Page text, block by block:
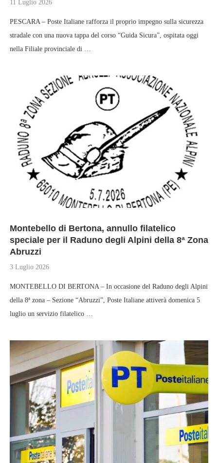
11 Luglio 2026
PESCARA – Poste Italiane rafforza il proprio impegno sulla sicurezza
stradale con una nuova tappa del corso “Guida Sicura”, ospitata oggi
nella Filiale provinciale di …
Montebello di Bertona, annullo filatelico
speciale per il Raduno degli Alpini della 8ª Zona
Abruzzi
3 Luglio 2026
MONTEBELLO DI BERTONA – In occasione del Raduno degli Alpini
della 8ª zona – Sezione “Abruzzi”, Poste Italiane attiverà domenica 5
luglio un servizio filatelico …